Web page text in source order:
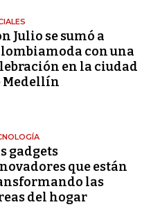
Julio se sumó a
con una
en la ciudad
Medellín
gadgets
que están
las
del hogar